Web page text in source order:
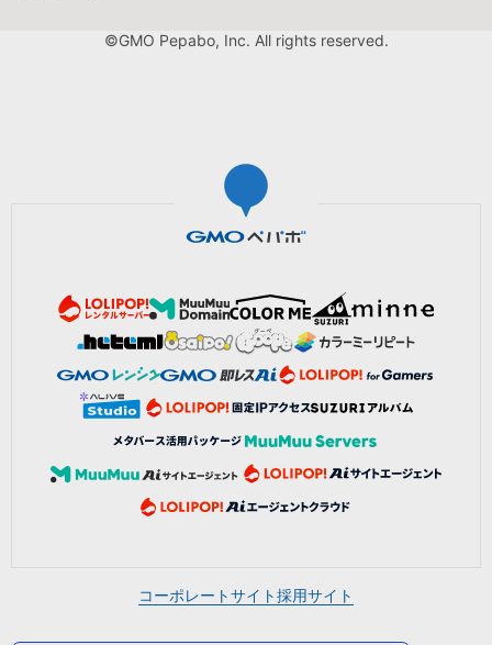
©GMO Pepabo, Inc. All rights reserved.
コーポレートサイト採用サイト